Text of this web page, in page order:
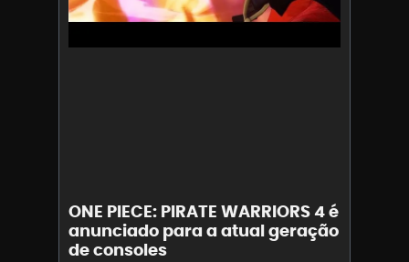
ONE PIECE: PIRATE WARRIORS 4 é
anunciado para a atual geração
de consoles